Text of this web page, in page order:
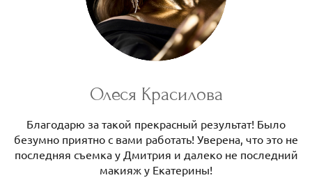
Олеся Красилова
Благодарю за такой прекрасный результат! Было
безумно приятно с вами работать! Уверена, что это не
последняя съемка у Дмитрия и далеко не последний
макияж у Екатерины!